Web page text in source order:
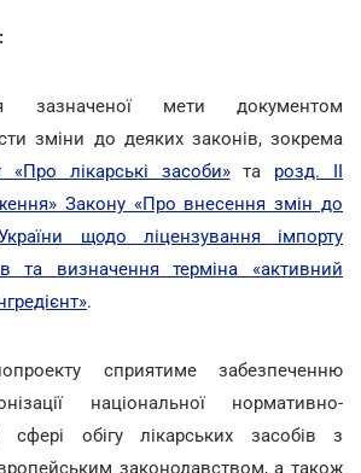
зазначеної мети документом
зміни до деяких законів, зокрема
лікарські засоби»та розд. II
Закону «Про внесення змін до
щодо ліцензування імпорту
та визначення терміна «активний
.
сприятиме забезпеченню
національної нормативно-
обігу лікарських засобів з
законодавством, а також